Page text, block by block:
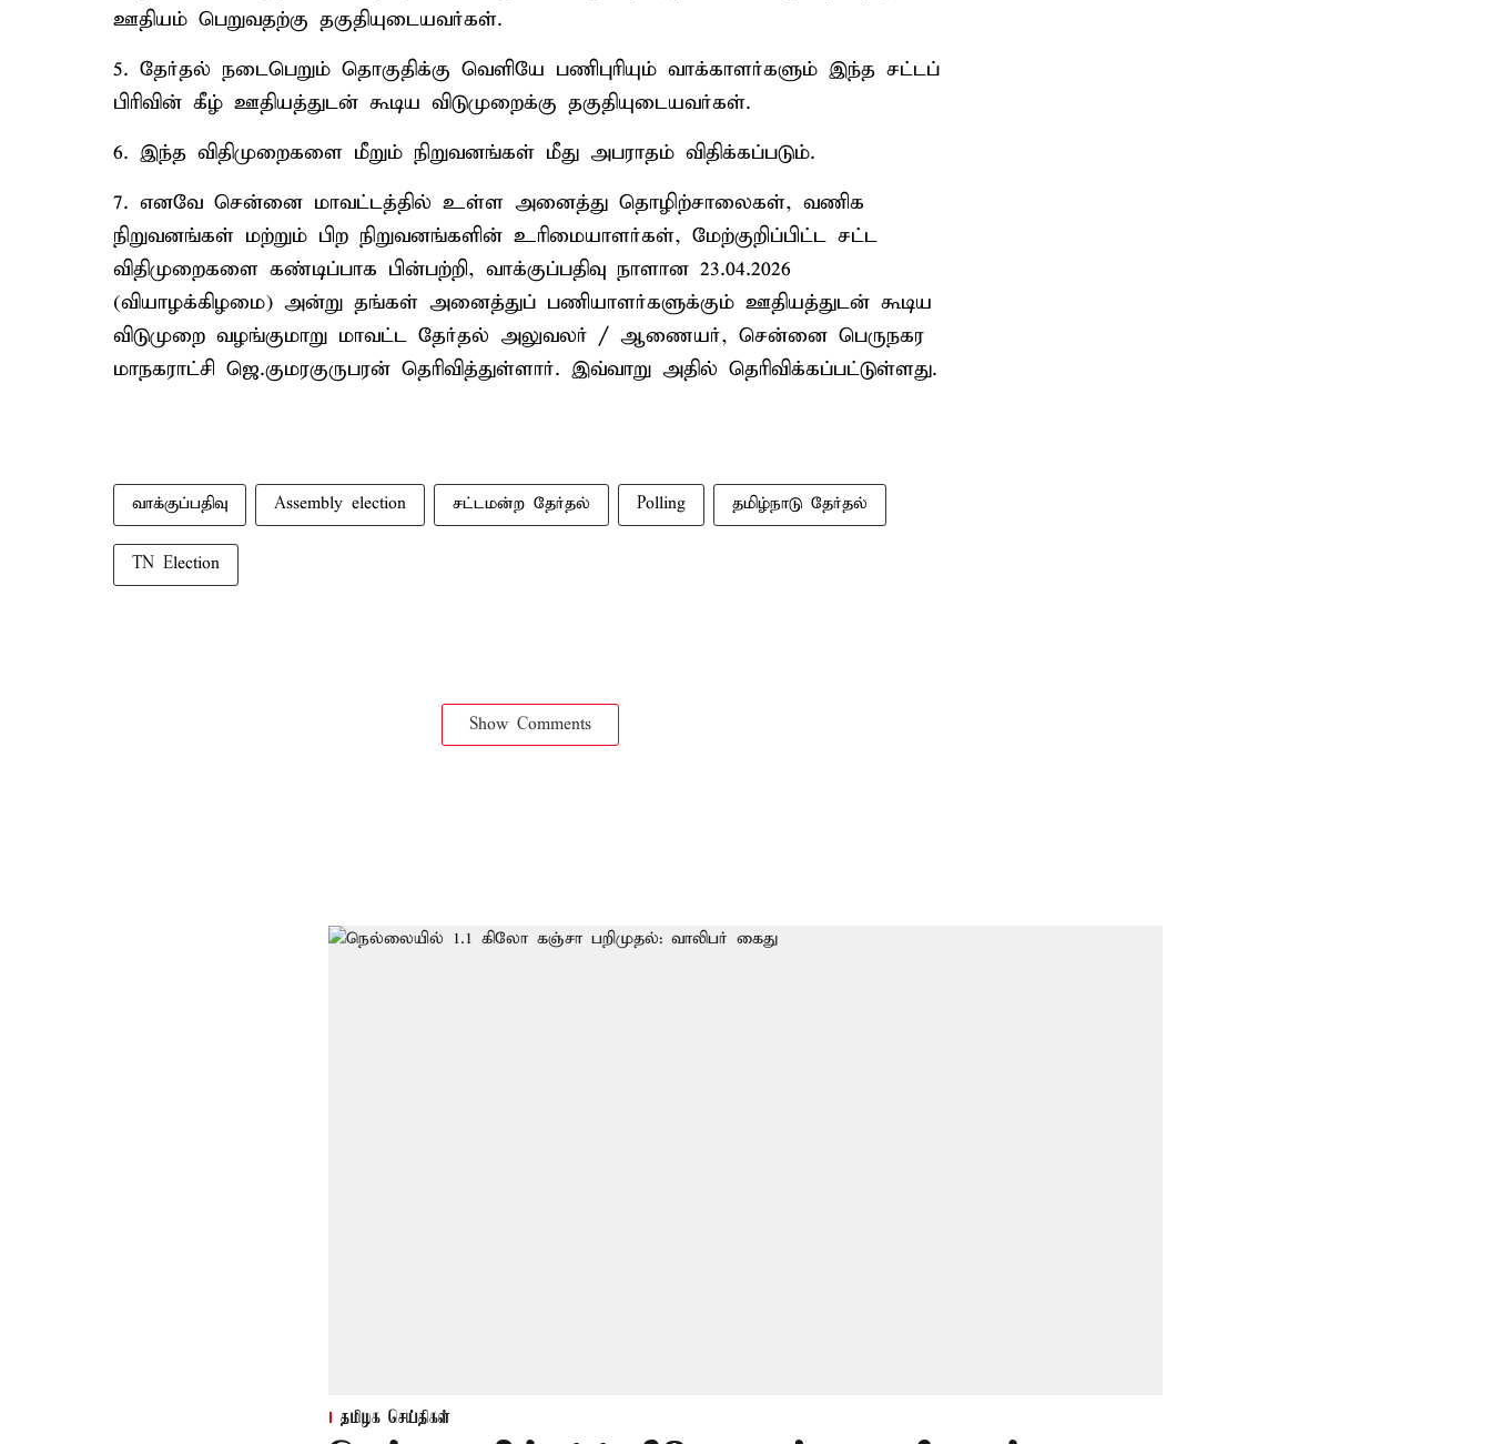
ஊதியம் பெறுவதற்கு தகுதியுடையவர்கள்.
5. தேர்தல் நடைபெறும் தொகுதிக்கு வெளியே பணிபுரியும் வாக்காளர்களும் இந்த சட்டப்
பிரிவின் கீழ் ஊதியத்துடன் கூடிய விடுமுறைக்கு தகுதியுடையவர்கள்.
6. இந்த விதிமுறைகளை மீறும் நிறுவனங்கள் மீது அபராதம் விதிக்கப்படும்.
7. எனவே சென்னை மாவட்டத்தில் உள்ள அனைத்து தொழிற்சாலைகள், வணிக
நிறுவனங்கள் மற்றும் பிற நிறுவனங்களின் உரிமையாளர்கள், மேற்குறிப்பிட்ட சட்ட
விதிமுறைகளை கண்டிப்பாக பின்பற்றி, வாக்குப்பதிவு நாளான 23.04.2026
(வியாழக்கிழமை) அன்று தங்கள் அனைத்துப் பணியாளர்களுக்கும் ஊதியத்துடன் கூடிய
விடுமுறை வழங்குமாறு மாவட்ட தேர்தல் அலுவலர் / ஆணையர், சென்னை பெருநகர
மாநகராட்சி ஜெ.குமரகுருபரன் தெரிவித்துள்ளார். இவ்வாறு அதில் தெரிவிக்கப்பட்டுள்ளது.
வாக்குப்பதிவு Assembly election சட்டமன்ற தேர்தல் Polling தமிழ்நாடு தேர்தல்
TN Election
Show Comments
தமிழக செய்திகள்